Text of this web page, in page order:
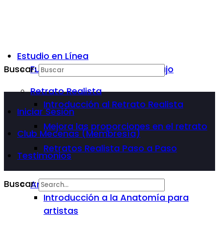
Estudio en Línea
Fundamentos Básicos del Dibujo
Retrato Realista
Introducción al Retrato Realista
Mejora las proporciones en el retrato
Retratos Realista Paso a Paso
Anatomía Para Artista
Introducción a la Anatomía para
artistas
Buscar:
Iniciar Sesión
Club Mecenas (Membresía)
Testimonios
Buscar: